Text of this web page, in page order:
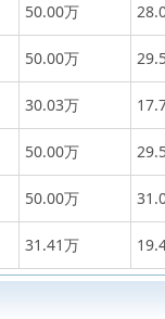
50.00万
50.00万
30.03万
50.00万
50.00万
31.41万